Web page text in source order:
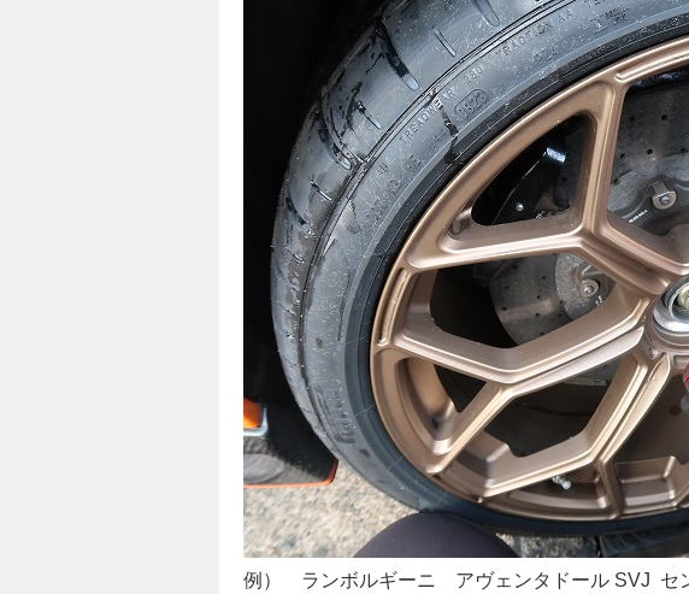
例） ランボルギーニ アヴェンタドール SVJ セ